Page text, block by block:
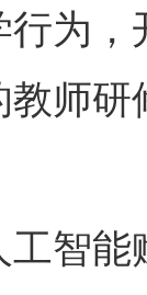
为
师
能